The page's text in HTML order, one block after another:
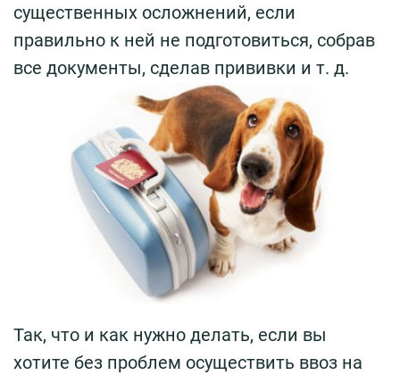
существенных осложнений, если
правильно к ней не подготовиться, собрав
все документы, сделав прививки и т. д.
Так, что и как нужно делать, если вы
хотите без проблем осуществить ввоз на